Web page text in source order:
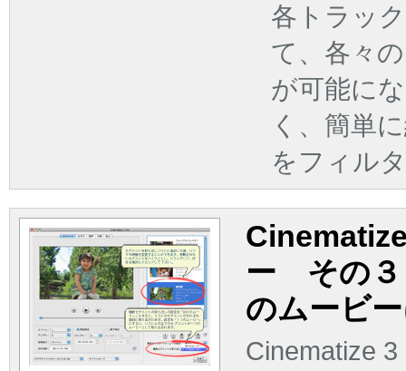
各トラッ
て、各々
が可能に
く、簡単
をフィル
ー その３
のムービ
Cinematize